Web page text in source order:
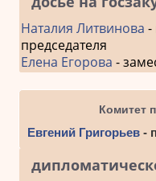
Наталия Литвинова -
председателя
Елена Егорова -
Комитет
Евгений Григорьев-